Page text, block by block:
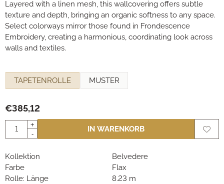
Layered with a linen mesh, this wallcovering offers subtle
texture and depth, bringing an organic softness to any space.
Select colorways mirror those found in Frondescence
Embroidery, creating a harmonious, coordinating look across
walls and textiles.
TAPETENROLLE MUSTER
€385,12
Anzahl
+
-
IN WARENKORB
Kollektion
Belvedere
Farbe
Flax
Rolle: Länge
8.23 m